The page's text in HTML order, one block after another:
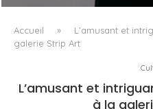
Accueil »
L’amusant et
galerie Strip Art
L’amusant et
à la